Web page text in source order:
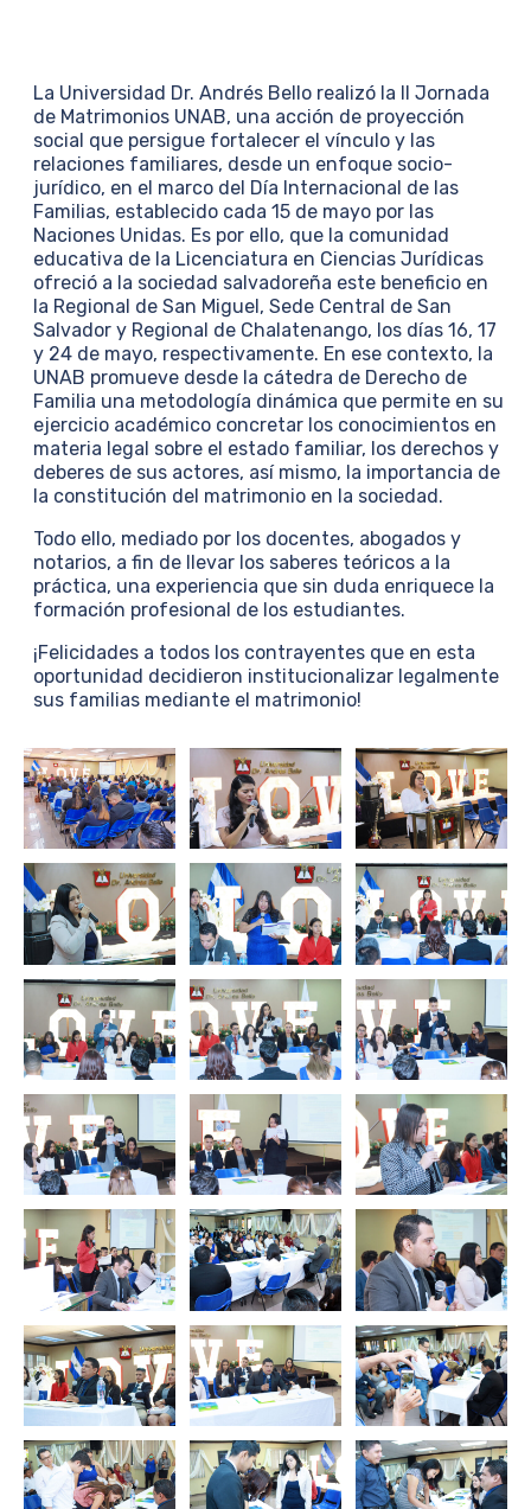
La Universidad Dr. Andrés Bello realizó la II Jornada
de Matrimonios UNAB, una acción de proyección
social que persigue fortalecer el vínculo y las
relaciones familiares, desde un enfoque socio-
jurídico, en el marco del Día Internacional de las
Familias, establecido cada 15 de mayo por las
Naciones Unidas. Es por ello, que la comunidad
educativa de la Licenciatura en Ciencias Jurídicas
ofreció a la sociedad salvadoreña este beneficio en
la Regional de San Miguel, Sede Central de San
Salvador y Regional de Chalatenango, los días 16, 17
y 24 de mayo, respectivamente. En ese contexto, la
UNAB promueve desde la cátedra de Derecho de
Familia una metodología dinámica que permite en su
ejercicio académico concretar los conocimientos en
materia legal sobre el estado familiar, los derechos y
deberes de sus actores, así mismo, la importancia de
la constitución del matrimonio en la sociedad.
Todo ello, mediado por los docentes, abogados y
notarios, a fin de llevar los saberes teóricos a la
práctica, una experiencia que sin duda enriquece la
formación profesional de los estudiantes.
¡Felicidades a todos los contrayentes que en esta
oportunidad decidieron institucionalizar legalmente
sus familias mediante el matrimonio!